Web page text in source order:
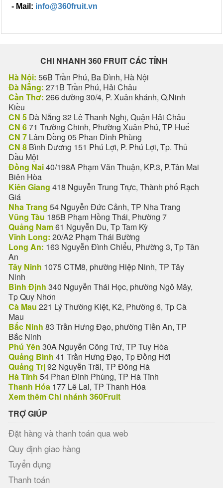
- Mail: info@360fruit.vn
CHI NHANH 360 FRUIT CÁC TỈNH
Hà Nội: 56B Trần Phú, Ba Đình, Hà Nội
Đà Nẵng: 271B Trần Phú, Hải Châu
Cần Thơ: 266 đường 30/4, P. Xuân khánh, Q.Ninh
Kiều
CN 5Đà Nẵng 32 Lê Thanh Nghị, Quận Hải Châu
CN 671 Trường Chinh, Phường Xuân Phú, TP Huế
CN 7 Lâm Đồng 05 Phan Đình Phùng
CN 8 Bình Dương 151 Phú Lợi, P. Phú Lợi, Tp. Thủ
Dầu Một
Đồng Nai40/198A Phạm Văn Thuận, KP.3, P.Tân Mai
Biên Hòa
Kiên Giang 418 Nguyễn Trung Trực, Thành phố Rạch
Giá
Nha Trang 54 Nguyễn Đức Cảnh, TP Nha Trang
Vũng Tàu 185B Phạm Hồng Thái, Phường 7
Quảng Nam61 Nguyễn Du, Tp Tam Kỳ
Vĩnh Long: 20/A2 Phạm Thái Bường
Long An: 163 Nguyễn Đình Chiểu, Phường 3, Tp Tân
An
Tây Ninh 1075 CTM8, phường Hiệp Ninh, TP Tây
Ninh
Bình Định 340 Nguyễn Thái Học, phường Ngô Mây,
Tp Quy Nhơn
Cà Mau 221 Lý Thường Kiệt, K2, Phường 6, Tp Cà
Mau
Bắc Ninh 83 Trần Hưng Đạo, phường Tiền An, TP
Bắc Ninh
Phú Yên 30A Nguyễn Công Trứ, TP Tuy Hòa
Quảng Bình 41 Trần Hưng Đạo, Tp Đồng Hới
Quảng Trị92 Nguyễn Trãi, TP Đông Hà
Hà Tĩnh 54 Phan Đình Phùng, TP Hà Tĩnh
Thanh Hóa 177 Lê Lai, TP Thanh Hóa
Xem thêm Chi nhánh 360Fruit
TRỢ GIÚP
Đặt hàng và thanh toán qua web
Quy định giao hàng
Tuyển dụng
Thanh toán